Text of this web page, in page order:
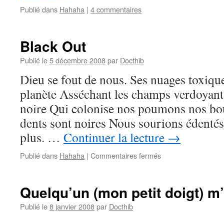
Publié dans Hahaha | 4 commentaires
Black Out
Publié le5 décembre 2008par Docthib
Dieu se fout de nous. Ses nuages
planète Asséchant les champs
noire Qui colonise nos poumons nos
dents sont noires Nous sourions
plus. … Continuer la lecture →
Publié dans Hahaha | Commentaires ferméssur
Quelqu’un (mon petit doigt)
Publié le8 janvier 2008par Docthib